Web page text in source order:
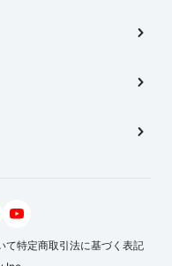
て特定商取引法に基づく表記